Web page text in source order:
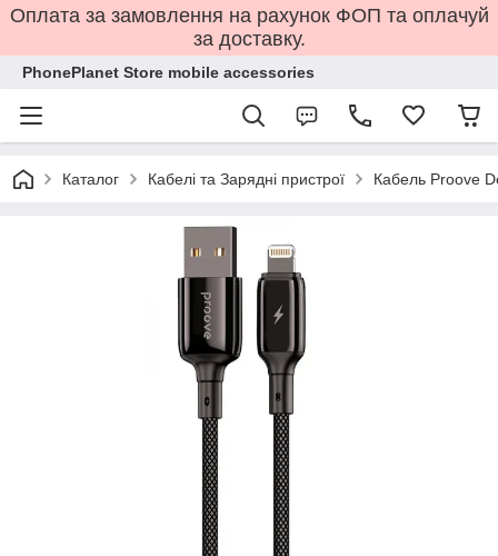
Оплата за замовлення на рахунок ФОП та оплачуй
за доставку.
PhonePlanet Store mobile accessories
Каталог Кабелі та Зарядні пристрої Кабель Proove